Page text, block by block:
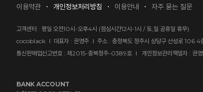
이용약관 개인정보처리방침 이용안내 자주 묻는 질문
고객센터 : 평일 오전10시-오후4시 (점심시간12시-1시 / 토,일 공휴일 휴무)
cocoblack
대표자 : 권영주 주소 : 충청북도 청주시 상당구 산성로 106 4
통신판매업신고번호 : 제2015-충북청주-0389호
개인정보관리책임자 : 권
BANK ACCOUNT